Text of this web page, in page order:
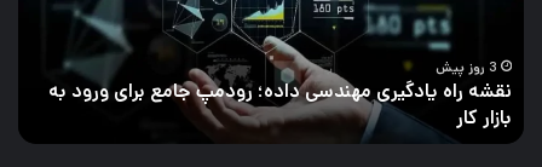
برای
ورود
بازار
3 روز پیش
نقشه راه یادگیری مهندسی داده؛ رودمپ جامع برای ورود به
بازار کار